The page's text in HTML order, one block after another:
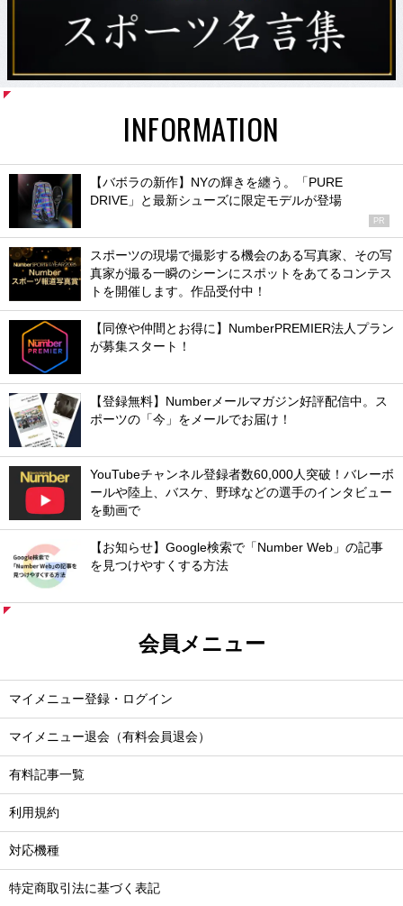
INFORMATION
【バボラの新作】NYの輝きを纏う。「PURE
DRIVE」と最新シューズに限定モデルが登場
PR
スポーツの現場で撮影する機会のある写真家、その写
真家が撮る一瞬のシーンにスポットをあてるコンテス
トを開催します。作品受付中！
【同僚や仲間とお得に】NumberPREMIER法人プラン
が募集スタート！
【登録無料】Numberメールマガジン好評配信中。ス
ポーツの「今」をメールでお届け！
YouTubeチャンネル登録者数60,000人突破！バレーボ
ールや陸上、バスケ、野球などの選手のインタビュー
を動画で
【お知らせ】Google検索で「Number Web」の記事
を見つけやすくする方法
会員メニュー
マイメニュー登録・ログイン
マイメニュー退会（有料会員退会）
有料記事一覧
利用規約
対応機種
特定商取引法に基づく表記